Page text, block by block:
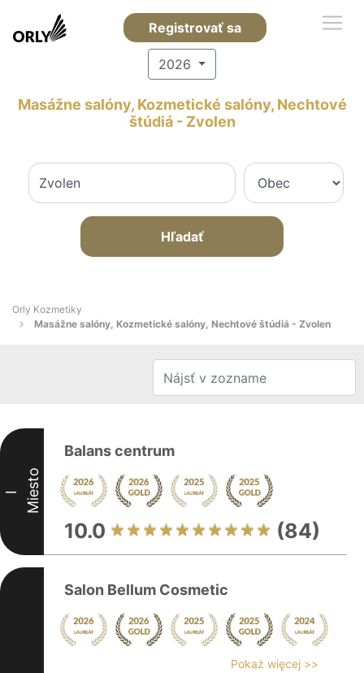
Registrovať sa
2026
Masážne salóny, Kozmetické salóny, Nechtové
štúdiá - Zvolen
Hľadať
Orly Kozmetiky
Masážne salóny, Kozmetické salóny, Nechtové štúdiá - Zvolen
I Miesto
Balans centrum
10.0 (84)
Salon Bellum Cosmetic
Pokaż więcej >>